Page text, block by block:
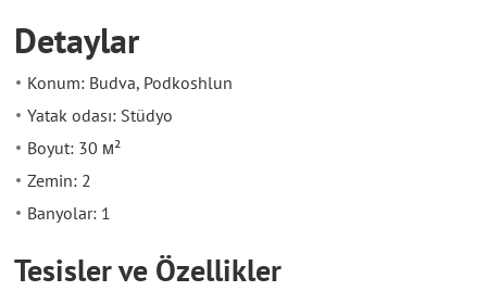
Detaylar
Konum: Budva, Podkoshlun
Yatak odası: Stüdyo
Boyut: 30 м²
Zemin: 2
Banyolar: 1
Tesisler ve Özellikler